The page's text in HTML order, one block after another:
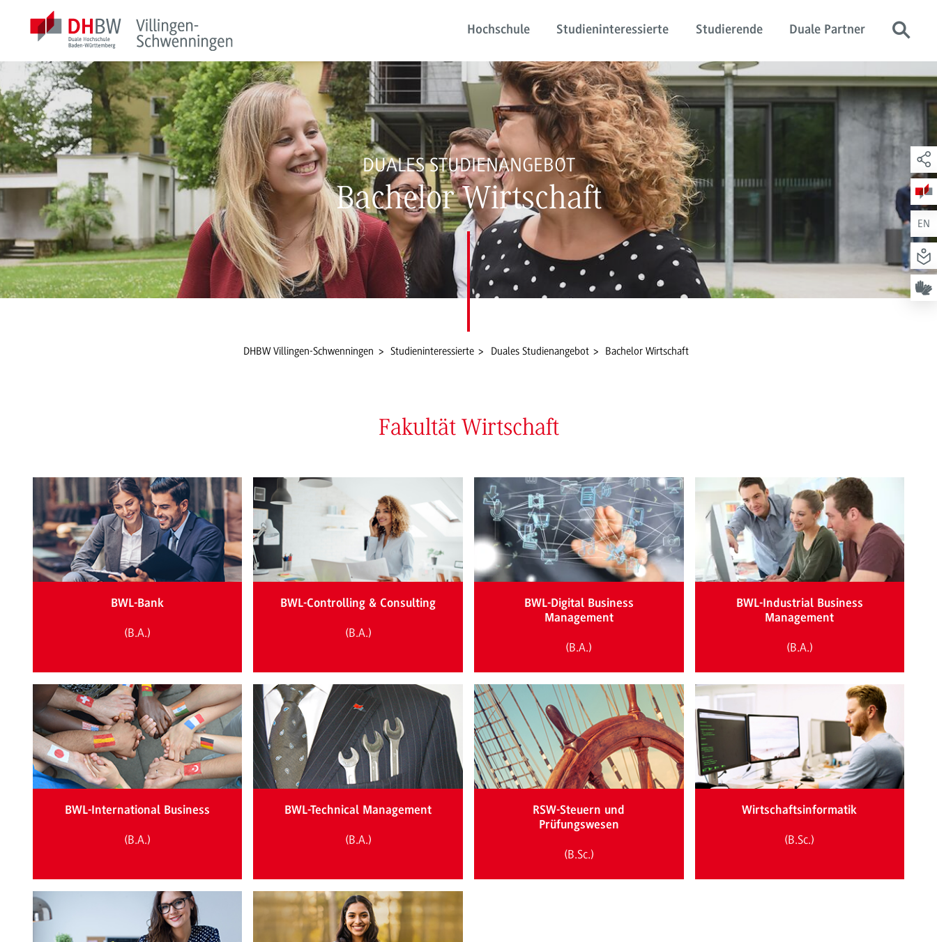
Hochschule Studieninteressierte Studierende Duale Partner
DUALES STUDIENANGEBOT
Bachelor Wirtschaft
EN
DHBW Villingen-Schwenningen Studieninteressierte Duales Studienangebot Bachelor Wirtschaft
Fakultät Wirtschaft
BWL-Bank
(B.A.)
BWL-Controlling & Consulting
(B.A.)
BWL-Digital Business
Management
(B.A.)
BWL-Industrial Business
Management
(B.A.)
BWL-International Business
(B.A.)
BWL-Technical Management
(B.A.)
RSW-Steuern und
Prüfungswesen
(B.Sc.)
Wirtschaftsinformatik
(B.Sc.)